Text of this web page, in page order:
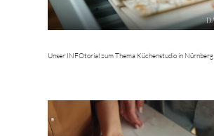
Unser INFOtorial zum Thema Küchenstudio in Nürnberg